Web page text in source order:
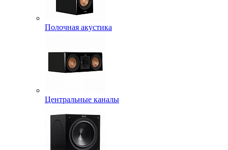
Полочная акустика
Центральные каналы